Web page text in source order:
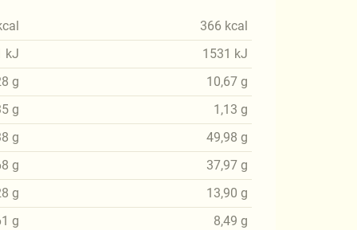
kJ
g
g
g
g
g
g
366 kcal
1531 kJ
10,67 g
1,13 g
49,98 g
37,97 g
13,90 g
8,49 g